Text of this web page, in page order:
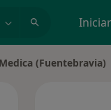
ciudad(Fuentebravia)